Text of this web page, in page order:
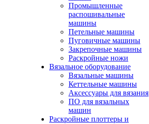
Промышленные
распошивальные
машины
Петельные машины
Пуговичные машины
Закрепочные машины
Раскройные ножи
Вязальное оборудование
Вязальные машины
Кеттельные машины
Аксессуары для вязания
ПО для вязальных
машин
Раскройные плоттеры и